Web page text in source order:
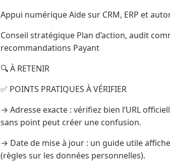
Appui numérique Aide sur CRM, ERP et
Conseil stratégique Plan d’action, audit
recommandations Payant
🔍 À RETENIR
✅ POINTS PRATIQUES À VÉRIFIER
→ Adresse exacte : vérifiez bien l’URL
sans point peut créer une confusion.
→ Date de mise à jour : un guide utile affiche
(règles sur les données personnelles).